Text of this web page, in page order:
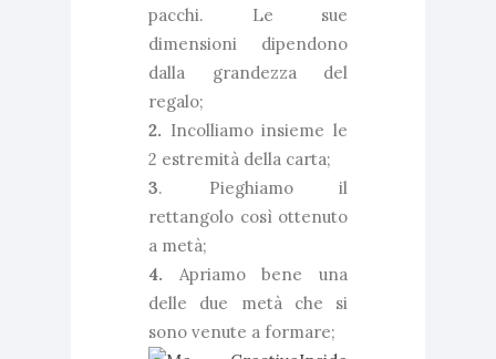
pacchi. Le sue
dimensioni dipendono
dalla grandezza del
regalo;
2. Incolliamo insieme le
2 estremità della carta;
3. Pieghiamo il
rettangolo così ottenuto
a metà;
4. Apriamo bene una
delle due metà che si
sono venute a formare;